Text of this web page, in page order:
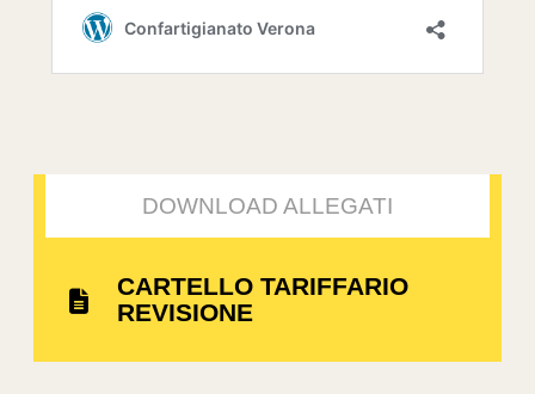
DOWNLOAD ALLEGATI
CARTELLO TARIFFARIO
REVISIONE